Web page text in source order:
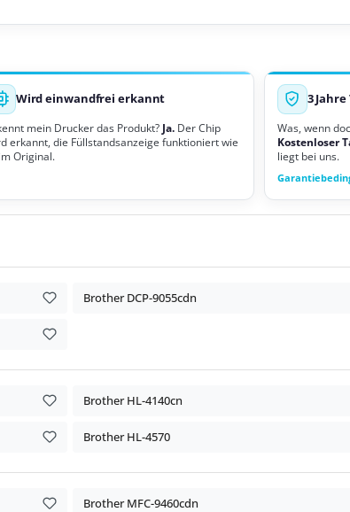
Wird einwandfrei erkannt
mein Drucker das Produkt? Ja.Der Chip
erkannt, die Füllstandsanzeige funktioniert wie
Original.
3
Was, wenn
Kostenloser
liegt bei uns.
Brother DCP-9055cdn
Brother HL-4140cn
Brother HL-4570
Brother MFC-9460cdn